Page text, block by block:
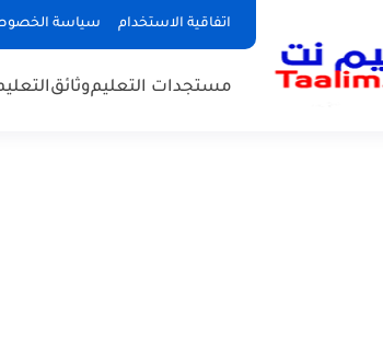
اتفاقية الاستخدام سياسة
مستجدات التعليموثائق